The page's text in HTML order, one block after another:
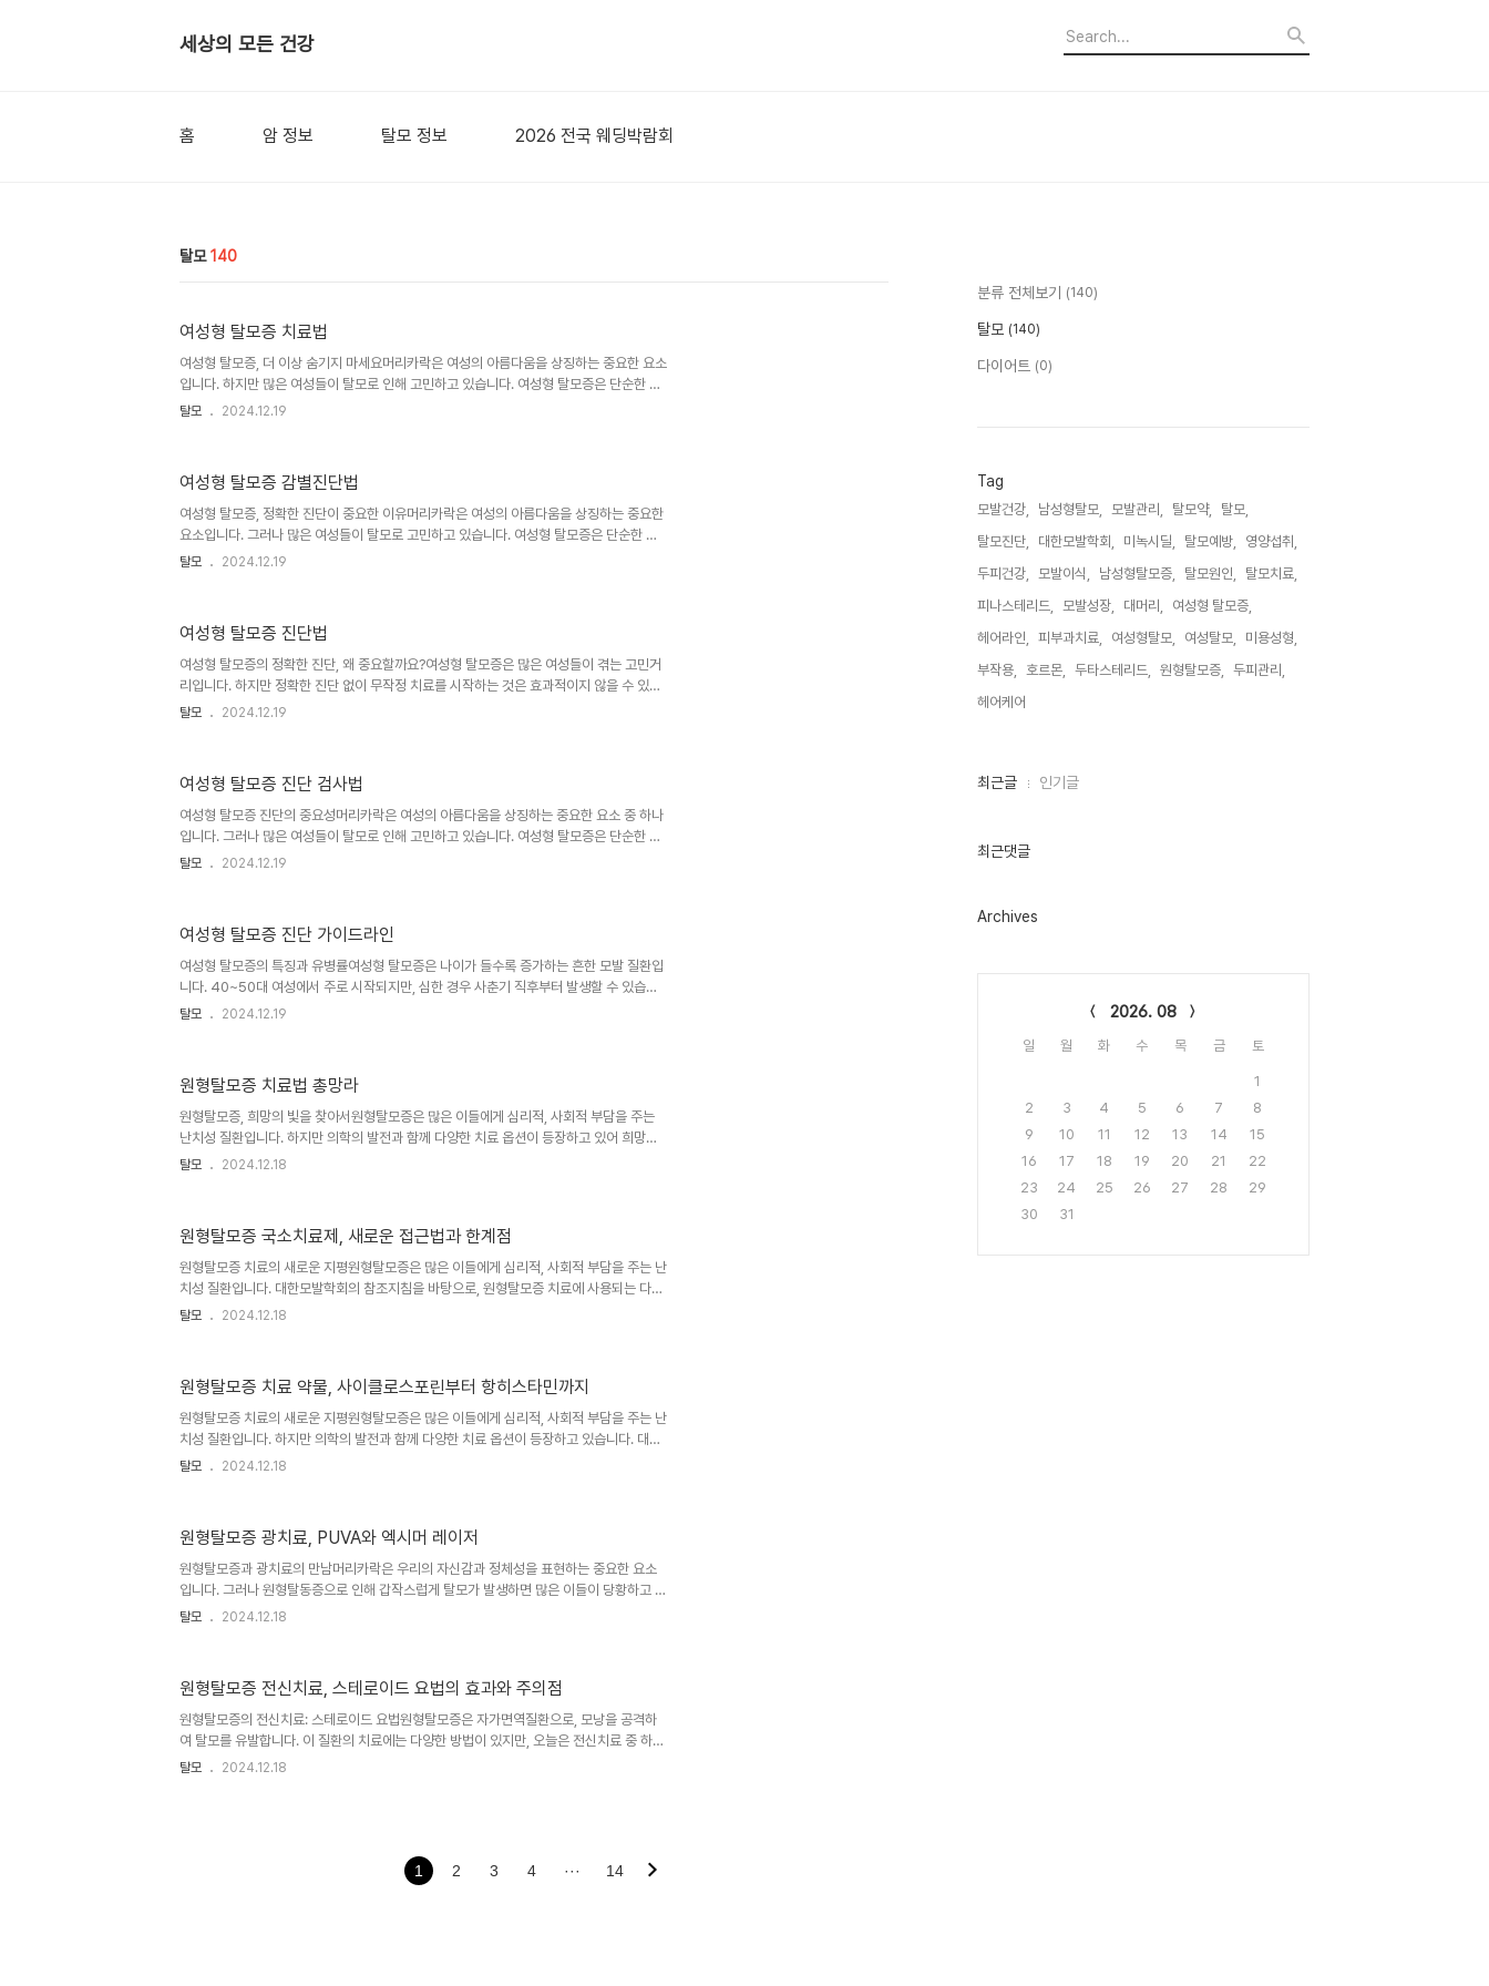
세상의 모든 건강
홈 암 정보 탈모 정보 2026 전국 웨딩박람회
탈모 140
여성형 탈모증 치료법
여성형 탈모증, 더 이상 숨기지 마세요머리카락은 여성의 아름다움을 상징하는 중요한 요소
입니다. 하지만 많은 여성들이 탈모로 인해 고민하고 있습니다. 여성형 탈모증은 단순한 미
용 문제를 넘어 심리적 스트레스와 삶의 질 저하로 이어질 수 있는 심각한 문제입니다. 대한
포제와 경구 복용제로 나눌 수 있습니다. 이 치료법들은 임상적으로 효과가 입증되어 널리
사용되고 있습니다.1. 국소 도포제국소 도포제는 여성형 탈모증 치료의 첫 번째 선택지로 꼽
힙니다. 주요 성..
탈모 2024.12.19
여성형 탈모증 감별진단법
여성형 탈모증, 정확한 진단이 중요한 이유머리카락은 여성의 아름다움을 상징하는 중요한
요소입니다. 그러나 많은 여성들이 탈모로 고민하고 있습니다. 여성형 탈모증은 단순한 미
용 문제를 넘어 심리적 스트레스와 삶의 질 저하로 이어질 수 있는 심각한 문제입니다. 대한
성형 탈모증과 혼동하기 쉬운 4가지 탈모 질환대한모발학회 가이드라인에 따르면, 여성형
탈모증과 감별해야 할 주요 질환으로 휴지기 탈모증, 원형탈모증, 두피백선, 그리고 모발 관
리 습관으로 인한..
탈모 2024.12.19
여성형 탈모증 진단법
여성형 탈모증의 정확한 진단, 왜 중요할까요?여성형 탈모증은 많은 여성들이 겪는 고민거
리입니다. 하지만 정확한 진단 없이 무작정 치료를 시작하는 것은 효과적이지 않을 수 있습
니다. 대한모발학회에서 제시한 여성형 탈모증 진단 가이드라인은 이러한 문제를 해결하기
모발 상태를 관찰합니다. 육안 검사에서는 다음과 같은 사항들을 주의 깊게 살펴봅니다.두
피의 염증, 인설, 홍조 여부탈모와 함께 나타나는 흉터성 병변의 존재모발의 밀도와 탈모의
분포 패턴모발..
탈모 2024.12.19
여성형 탈모증 진단 검사법
여성형 탈모증 진단의 중요성머리카락은 여성의 아름다움을 상징하는 중요한 요소 중 하나
입니다. 그러나 많은 여성들이 탈모로 인해 고민하고 있습니다. 여성형 탈모증은 단순한 미
용 문제를 넘어 심리적 스트레스와 삶의 질 저하로 이어질 수 있는 심각한 문제입니다. 이에
해 대한모발학회에서는 다양한 검사실 검사를 권장하고 있습니다. 이러한 검사들은 탈모의
원인을 다각도로 분석하여 정확한 진단과 효과적인 치료 계획 수립에 필수적입니다. 주요
검사 항목은 다음과 같습니..
탈모 2024.12.19
여성형 탈모증 진단 가이드라인
여성형 탈모증의 특징과 유병률여성형 탈모증은 나이가 들수록 증가하는 흔한 모발 질환입
니다. 40~50대 여성에서 주로 시작되지만, 심한 경우 사춘기 직후부터 발생할 수 있습니
다. 대한모발학회의 가이드라인에 따르면, 여성의 약 50%가 일생 동안 여성형 탈모증을 경
형태라고 불리는 이 패턴은 여성형 탈모증의 대표적인 모습입니다. 완전한 탈모반이 형성되
는 경우는 드물어, 대부분 모발이 전반적으로 가늘어지고 밀도가 감소하는 양상을 보입니
다.여성형 탈..
탈모 2024.12.19
원형탈모증 치료법 총망라
원형탈모증, 희망의 빛을 찾아서원형탈모증은 많은 이들에게 심리적, 사회적 부담을 주는
난치성 질환입니다. 하지만 의학의 발전과 함께 다양한 치료 옵션이 등장하고 있어 희망의
빛을 발견할 수 있습니다. 대한모발학회의 참조지침을 바탕으로, 원형탈모증 치료에 사용되
하는 방식으로, 효과적이면서도 전신 부작용을 최소화할 수 있는 장점이 있습니다. 국소 치
료의 대표적인 방법으로는 병변 내 코르티코스테로이드 주사, 국소 코르티코스테로이드 도
포, 미녹시딜 도..
탈모 2024.12.18
원형탈모증 국소치료제, 새로운 접근법과 한계점
원형탈모증 치료의 새로운 지평원형탈모증은 많은 이들에게 심리적, 사회적 부담을 주는 난
치성 질환입니다. 대한모발학회의 참조지침을 바탕으로, 원형탈모증 치료에 사용되는 다양
한 국소치료제들을 살펴보겠습니다. 이들 치료법은 각각 고유한 특성과 효과, 그리고 한계
원형탈모증과 같은 국소적 탈모 치료에 기대를 모았습니다. 하지만 안타깝게도 현재까지 원
형탈모증에 대한 효과는 거의 입증되지 않았습니다. 이는 두피와 속눈썹 주변의 환경 차이,
약물의 침투력 등 여러 요인이..
탈모 2024.12.18
원형탈모증 치료 약물, 사이클로스포린부터 항히스타민까지
원형탈모증 치료의 새로운 지평원형탈모증은 많은 이들에게 심리적, 사회적 부담을 주는 난
치성 질환입니다. 하지만 의학의 발전과 함께 다양한 치료 옵션이 등장하고 있습니다. 대한
모발학회의 참조지침을 바탕으로, 원형탈모증 치료에 사용되는 다양한 약물들을 살펴보겠
25%에서 76.7%의 효과를 보입니다. 그러나 신독성, 면역억제, 고혈압 등의 부작용으로
인해 일차 치료제로 사용되기는 어렵습니다. 최근에는 국소 사이클로스포린에 대한 연구가
진행 중이지만, ..
탈모 2024.12.18
원형탈모증 광치료, PUVA와 엑시머 레이저
원형탈모증과 광치료의 만남머리카락은 우리의 자신감과 정체성을 표현하는 중요한 요소
입니다. 그러나 원형탈동증으로 인해 갑작스럽게 탈모가 발생하면 많은 이들이 당황하고 고
민에 빠집니다. 대한모발학회의 참조지침에 따르면, 원형탈모증 치료에 있어 광치료가 주목
학요법입니다. 이 치료법은 원형탈모증 환자들에게 새로운 희망을 제시하고 있습니다.
PUVA 치료의 과정은 다음과 같습니다.먼저 psoralen이라는 약물을 복용합니다.그 후 일
주일에 2-3회 UV..
탈모 2024.12.18
원형탈모증 전신치료, 스테로이드 요법의 효과와 주의점
원형탈모증의 전신치료: 스테로이드 요법원형탈모증은 자가면역질환으로, 모낭을 공격하
여 탈모를 유발합니다. 이 질환의 치료에는 다양한 방법이 있지만, 오늘은 전신치료 중 하나
인 스테로이드 요법에 대해 자세히 알아보겠습니다. 대한모발학회의 참조지침을 바탕으로,
주 1회, 3개월간 복용Prednisolone 300mg: 월 1회, 4개월간 복용Dexamethason..
탈모 2024.12.18
1 2 3 4 ··· 14
분류 전체보기 (140)
탈모 (140)
다이어트 (0)
Tag
모발건강, 남성형탈모, 모발관리, 탈모약,
탈모,
탈모진단,
대한모발학회, 미녹시딜, 탈모예방,
영양섭취,
두피건강,
모발이식, 남성형탈모증, 탈모원인,
탈모치료,
피나스테리드,
모발성장, 대머리,
여성형 탈모증,
헤어라인,
피부과치료, 여성형탈모, 여성탈모,
미용성형,
부작용,
호르몬, 두타스테리드, 원형탈모증,
두피관리,
헤어케어,
최
인
최근글 인기글
최근댓글
Archives
2026. 08
일 월 화 수 목 금 토
1
2
3 4 5 6 7
8
9
10 11 12 13 14
15
16
17 18 19 20 21
22
23
24 25 26 27 28
29
30
31